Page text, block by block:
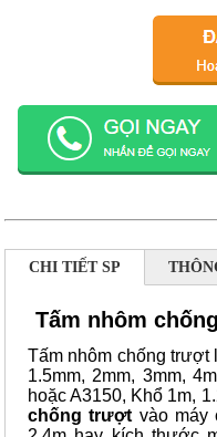
CHI TIẾT SP
Tấm nhôm
Tấm nhôm chống trượt
1.5mm, 2mm, 3mm,
hoặc A3150, Khổ 1m,
chống trượt vào máy